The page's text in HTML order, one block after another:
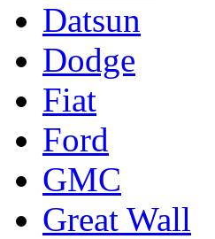
Datsun
Dodge
Fiat
Ford
GMC
Great Wall